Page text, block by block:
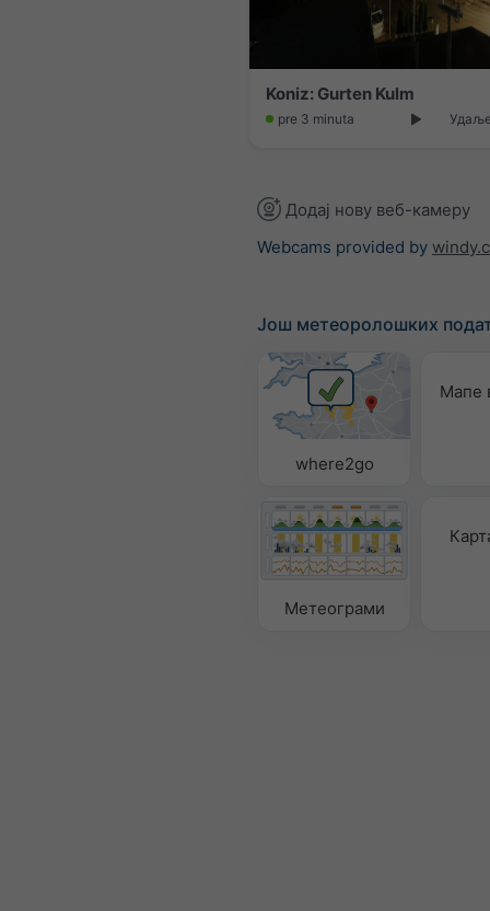
Koniz: Gurten Kulm
pre 3 minuta
Додај нову веб-камеру
Webcams provided by
Још метеоролошких
where2go
Мапе
Метеограми